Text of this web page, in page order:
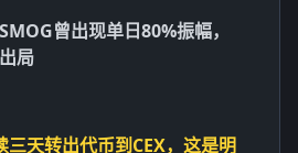
曾出现单日80%振幅，
局
三天转出代币到CEX，这是明